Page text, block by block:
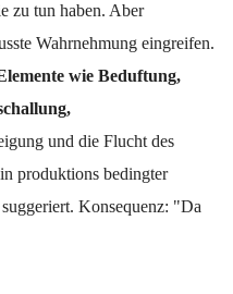
zu tun haben. Aber
Wahrnehmung eingreifen.
wie Beduftung,
und die Flucht des
produktions bedingter
Konsequenz: "Da